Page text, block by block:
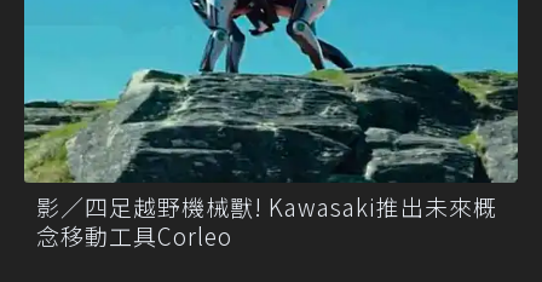
影／四足越野機械獸! Kawasaki推出未來概
念移動工具Corleo